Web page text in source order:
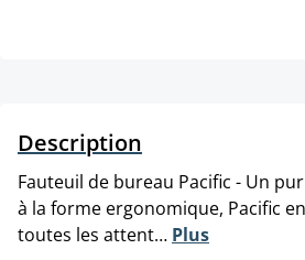
Description
Fauteuil de bureau Pacific - Un
à la forme ergonomique, Pacific
toutes les attent… Plus